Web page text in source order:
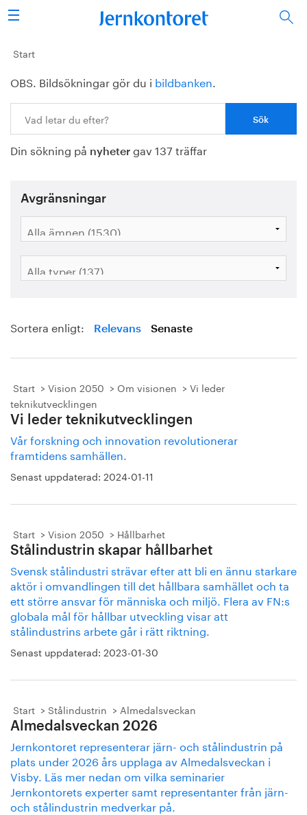
Sök
Stålindustrin
Vision 2050
Forskning/utbildning
Energi/miljö
Vi tycker
Bildbank
Start
OBS. Bildsökningar gör du i bildbanken.
Din sökning på nyheter gav 137 träffar
Avgränsningar
Sortera enligt: Relevans Senaste
Start Vision 2050 Om visionen
Vi leder
teknikutvecklingen
Vi leder teknikutvecklingen
Vår forskning och innovation revolutionerar
framtidens samhällen.
Senast uppdaterad: 2024-01-11
Start Vision 2050 Hållbarhet
Stålindustrin skapar hållbarhet
Svensk stålindustri strävar efter att bli en ännu starkare
aktör i omvandlingen till det hållbara samhället och ta
ett större ansvar för människa och miljö. Flera av FN:s
globala mål för hållbar utveckling visar att
stålindustrins arbete går i rätt riktning.
Senast uppdaterad: 2023-01-30
Start Stålindustrin Almedalsveckan
Almedalsveckan 2026
Jernkontoret representerar järn- och stålindustrin på
plats under 2026 års upplaga av Almedalsveckan i
Visby. Läs mer nedan om vilka seminarier
Jernkontorets experter samt representanter från järn-
och stålindustrin medverkar på.